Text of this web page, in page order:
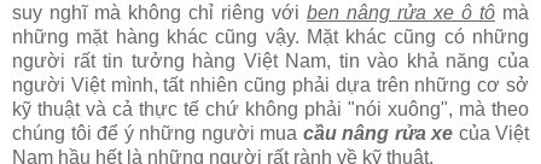
suy nghĩ mà không chỉ riêng với ben nâng rửa xe ô tô mà
những mặt hàng khác cũng vậy. Mặt khác cũng có những
người rất tin tưởng hàng Việt Nam, tin vào khả năng của
người Việt mình, tất nhiên cũng phải dựa trên những cơ sở
kỹ thuật và cả thực tế chứ không phải "nói xuông", mà theo
chúng tôi để ý những người mua cầu nâng rửa xe của Việt
Nam hầu hết là những người rất rành về kỹ thuật.